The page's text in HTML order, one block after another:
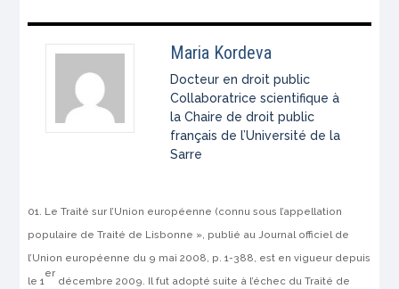
Maria Kordeva
Docteur en droit public
Collaboratrice scientifique à
la Chaire de droit public
français de l’Université de la
Sarre
LeTraité sur l’Union européenne (connu sous l’appellation
populaire de Traité de Lisbonne », publié au Journal officiel de
l’Union européenne du 9 mai 2008, p. 1-388, est en vigueur depuis
le 1
er
décembre 2009. Il fut adopté suite à l’échec du Traité de